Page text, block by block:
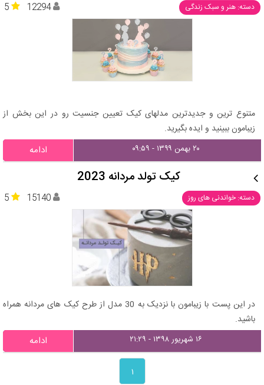
دسته: هنر و سبک زندگی 5 12294
متنوع ترین و جدیدترین مدلهای کیک تعیین جنسیت رو در این بخش از
زیبامون ببینید و ایده بگیرید.
۲۰ بهمن ۱۳۹۹ - ۰۹:۵۹ ادامه
کیک تولد مردانه 2023
دسته: خواندنی های روز 5 15140
در این پست با زیبامون با نزدیک به 30 مدل از طرح کیک های مردانه همراه
باشید.
۱۶ شهریور ۱۳۹۸ - ۲۱:۲۹ ادامه
۱